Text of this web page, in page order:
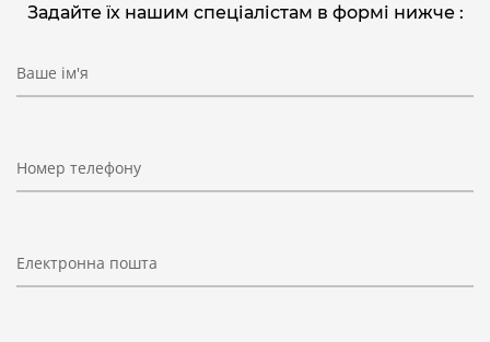
Задайте їх нашим спеціалістам в формі нижче :
Ваше ім'я
Номер телефону
Електронна пошта